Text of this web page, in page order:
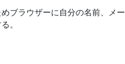
ブラウザーに自分の名前、メー
。